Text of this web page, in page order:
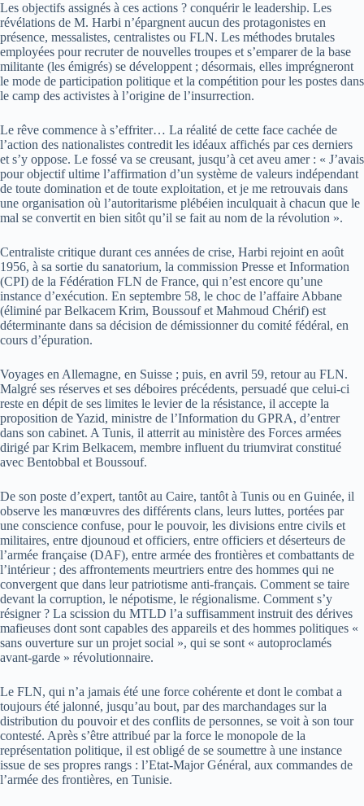
Les objectifs assignés à ces actions ? conquérir le leadership. Les
révélations de M. Harbi n’épargnent aucun des protagonistes en
présence, messalistes, centralistes ou FLN. Les méthodes brutales
employées pour recruter de nouvelles troupes et s’emparer de la base
militante (les émigrés) se développent ; désormais, elles imprégneront
le mode de participation politique et la compétition pour les postes dans
le camp des activistes à l’origine de l’insurrection.
Le rêve commence à s’effriter… La réalité de cette face cachée de
l’action des nationalistes contredit les idéaux affichés par ces derniers
et s’y oppose. Le fossé va se creusant, jusqu’à cet aveu amer : « J’avais
pour objectif ultime l’affirmation d’un système de valeurs indépendant
de toute domination et de toute exploitation, et je me retrouvais dans
une organisation où l’autoritarisme plébéien inculquait à chacun que le
mal se convertit en bien sitôt qu’il se fait au nom de la révolution ».
Centraliste critique durant ces années de crise, Harbi rejoint en août
1956, à sa sortie du sanatorium, la commission Presse et Information
(CPI) de la Fédération FLN de France, qui n’est encore qu’une
instance d’exécution. En septembre 58, le choc de l’affaire Abbane
(éliminé par Belkacem Krim, Boussouf et Mahmoud Chérif) est
déterminante dans sa décision de démissionner du comité fédéral, en
cours d’épuration.
Voyages en Allemagne, en Suisse ; puis, en avril 59, retour au FLN.
Malgré ses réserves et ses déboires précédents, persuadé que celui-ci
reste en dépit de ses limites le levier de la résistance, il accepte la
proposition de Yazid, ministre de l’Information du GPRA, d’entrer
dans son cabinet. A Tunis, il atterrit au ministère des Forces armées
dirigé par Krim Belkacem, membre influent du triumvirat constitué
avec Bentobbal et Boussouf.
De son poste d’expert, tantôt au Caire, tantôt à Tunis ou en Guinée, il
observe les manœuvres des différents clans, leurs luttes, portées par
une conscience confuse, pour le pouvoir, les divisions entre civils et
militaires, entre djounoud et officiers, entre officiers et déserteurs de
l’armée française (DAF), entre armée des frontières et combattants de
l’intérieur ; des affrontements meurtriers entre des hommes qui ne
convergent que dans leur patriotisme anti-français. Comment se taire
devant la corruption, le népotisme, le régionalisme. Comment s’y
résigner ? La scission du MTLD l’a suffisamment instruit des dérives
mafieuses dont sont capables des appareils et des hommes politiques «
sans ouverture sur un projet social », qui se sont « autoproclamés
avant-garde » révolutionnaire.
Le FLN, qui n’a jamais été une force cohérente et dont le combat a
toujours été jalonné, jusqu’au bout, par des marchandages sur la
distribution du pouvoir et des conflits de personnes, se voit à son tour
contesté. Après s’être attribué par la force le monopole de la
représentation politique, il est obligé de se soumettre à une instance
issue de ses propres rangs : l’Etat-Major Général, aux commandes de
l’armée des frontières, en Tunisie.